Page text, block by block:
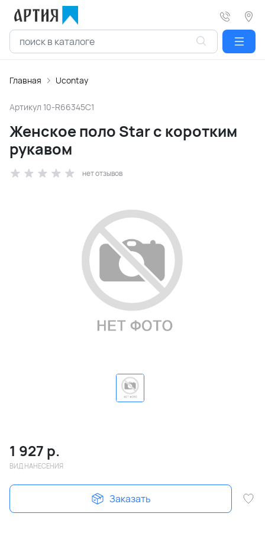
Главная Ucontay
Артикул 10-R66345C1
Женское поло Star с коротким
рукавом
нет отзывов
1 927 р.
ВИД НАНЕСЕНИЯ
Заказать